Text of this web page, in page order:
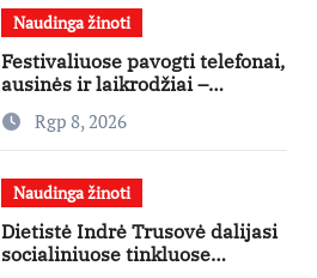
Naudinga žinoti
Festivaliuose pavogti telefonai,
ausinės ir laikrodžiai –
ekspertai primena apie
didžiausias finansines rizikas
Rgp 8, 2026
Naudinga žinoti
Dietistė Indrė Trusovė dalijasi
socialiniuose tinkluose